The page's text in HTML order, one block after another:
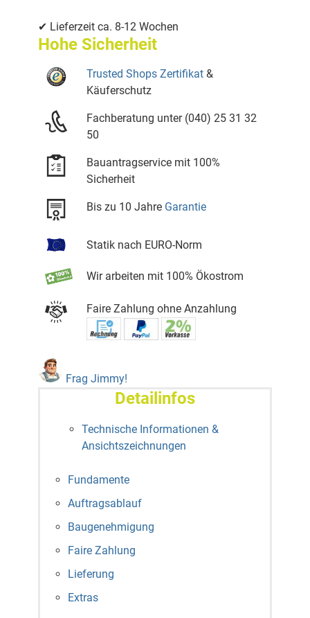
✔ Lieferzeit ca. 8-12 Wochen
Hohe Sicherheit
Trusted Shops Zertifikat &
Käuferschutz
Fachberatung unter (040) 25 31 32
50
Bauantragservice mit 100%
Sicherheit
Bis zu 10 Jahre Garantie
Statik nach EURO-Norm
Wir arbeiten mit 100% Ökostrom
Faire Zahlung ohne Anzahlung
Frag Jimmy!
Detailinfos
Technische Informationen &
Ansichtszeichnungen
Fundamente
Auftragsablauf
Baugenehmigung
Faire Zahlung
Lieferung
Extras